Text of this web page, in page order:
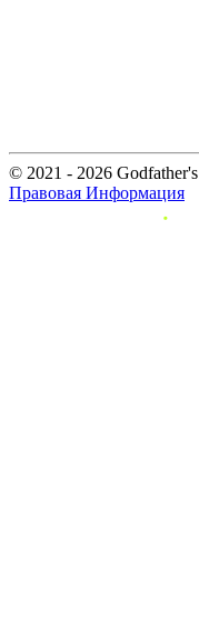
© 2021 - 2026 Godfather's
Правовая Информация